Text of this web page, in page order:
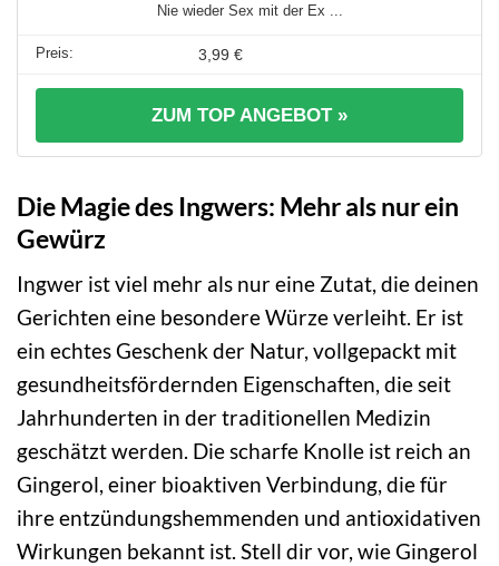
Nie wieder Sex mit der Ex ...
3,99 €
ZUM TOP ANGEBOT »
Die Magie des Ingwers: Mehr als nur ein
Gewürz
Ingwer ist viel mehr als nur eine Zutat, die deinen
Gerichten eine besondere Würze verleiht. Er ist
ein echtes Geschenk der Natur, vollgepackt mit
gesundheitsfördernden Eigenschaften, die seit
Jahrhunderten in der traditionellen Medizin
geschätzt werden. Die scharfe Knolle ist reich an
Gingerol, einer bioaktiven Verbindung, die für
ihre entzündungshemmenden und antioxidativen
Wirkungen bekannt ist. Stell dir vor, wie Gingerol